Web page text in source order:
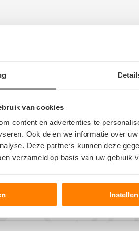
van cookies
content en advertenties te
Ook delen we informatie over
Deze partners kunnen deze
verzameld op basis van uw gebruik
Instellen
>>